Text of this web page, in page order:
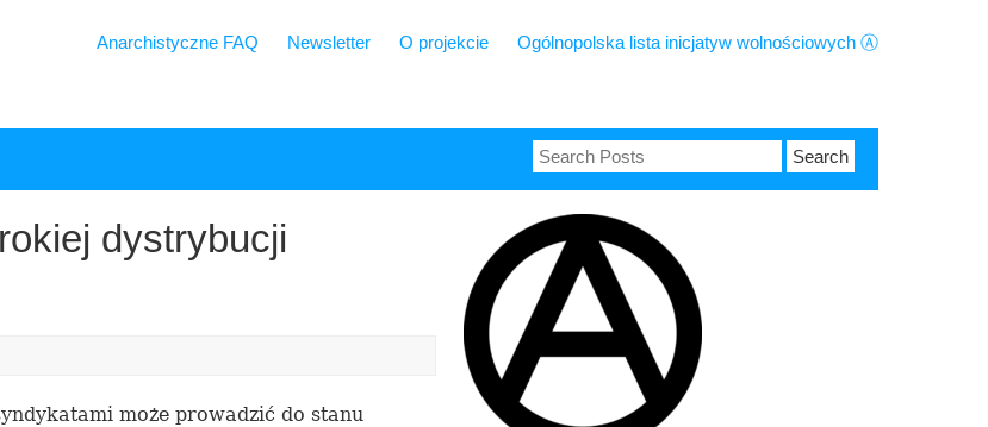
Anarchistyczne FAQ Newsletter O projekcie Ogólnopolska lista inicjatyw wolnościowych Ⓐ
Search
for:
dystrybucji
może prowadzić do stanu